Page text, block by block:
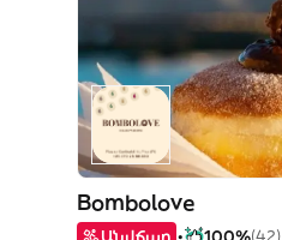
Bombolove